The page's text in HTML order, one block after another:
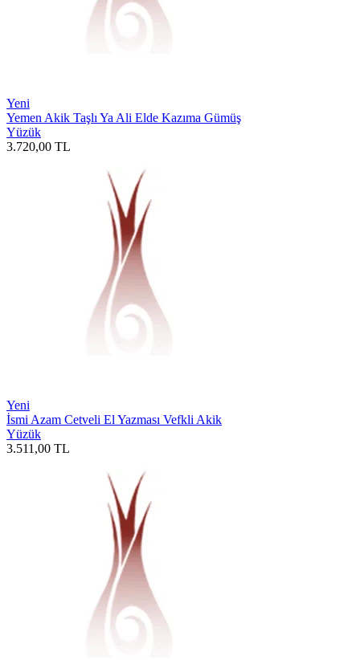
Yeni
Yemen Akik Taşlı Ya Ali Elde Kazıma Gümüş
Yüzük
3.720,00 TL
Yeni
İsmi Azam Cetveli El Yazması Vefkli Akik
Yüzük
3.511,00 TL